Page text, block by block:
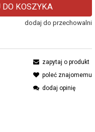
DO KOSZYKA
dodaj do przechowalni
zapytaj o produkt
poleć znajomemu
dodaj opinię